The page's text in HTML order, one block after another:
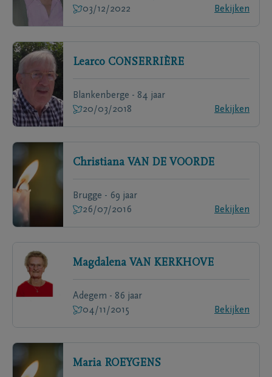
03/12/2022
Bekijken
Learco CONSERRIÈRE
Blankenberge - 84 jaar
20/03/2018
Bekijken
Christiana VAN DE VOORDE
Brugge - 69 jaar
26/07/2016
Bekijken
Magdalena VAN KERKHOVE
Adegem - 86 jaar
04/11/2015
Bekijken
Maria ROEYGENS